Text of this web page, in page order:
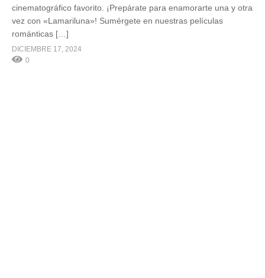
cinematográfico favorito. ¡Prepárate para enamorarte una y otra
vez con «Lamariluna»! Sumérgete en nuestras películas
románticas […]
DICIEMBRE 17, 2024
0